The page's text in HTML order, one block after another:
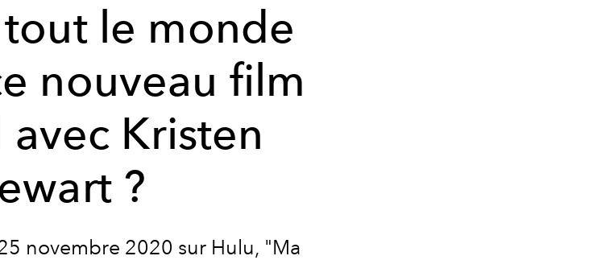
le monde
nouveau film
Kristen
?
novembre 2020 sur Hulu, "Ma